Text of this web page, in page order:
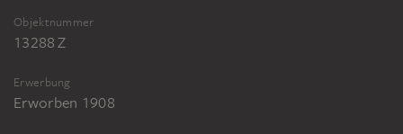
Objektnummer
13288 Z
Erwerbung
Erworben 1908